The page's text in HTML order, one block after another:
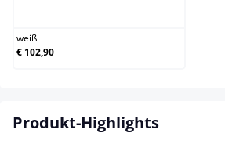
weiß
€ 102,90
Produkt-Highlights